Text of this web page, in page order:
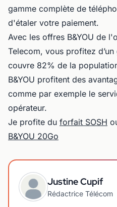
gamme complète de
d'étaler votre paiement.
Avec les offres B&YOU de
Telecom, vous profitez
couvre 82% de la
B&YOU profitent des
comme par exemple le
opérateur.
Je profite du forfait SOSH
B&YOU 20Go
Justine Cupif
Rédactrice Télécom